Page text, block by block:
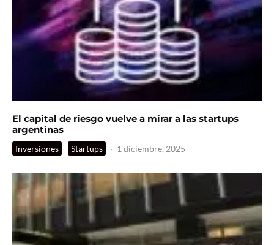
El capital de riesgo vuelve a mirar a las startups
argentinas
Inversiones Startups · 1 diciembre, 2025